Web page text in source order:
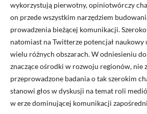
wykorzystują pierwotny, opiniotwórczy
on przede wszystkim narzędziem
prowadzenia bieżącej komunikacji.
natomiast na Twitterze potencjał naukowy
wielu różnych obszarach. W odniesieniu
znaczące ośrodki w rozwoju regionów, nie
przeprowadzone badania o tak szerokim
stanowi głos w dyskusji na temat roli
w erze dominującej komunikacji